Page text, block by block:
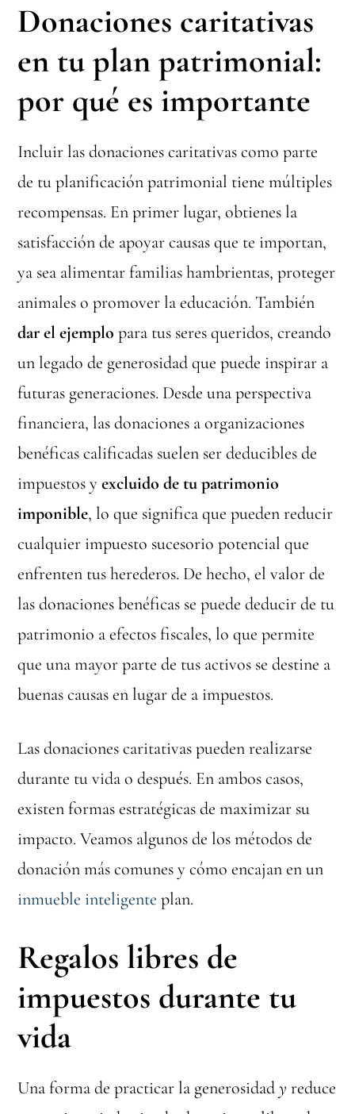
Donaciones caritativas
en tu plan patrimonial:
por qué es importante
Incluir las donaciones caritativas como parte
de tu planificación patrimonial tiene múltiples
recompensas. En primer lugar, obtienes la
satisfacción de apoyar causas que te importan,
ya sea alimentar familias hambrientas, proteger
animales o promover la educación. También
dar el ejemplo para tus seres queridos, creando
un legado de generosidad que puede inspirar a
futuras generaciones. Desde una perspectiva
financiera, las donaciones a organizaciones
benéficas calificadas suelen ser deducibles de
impuestos yexcluido de tu patrimonio
imponible, lo que significa que pueden reducir
cualquier impuesto sucesorio potencial que
enfrenten tus herederos. De hecho, el valor de
las donaciones benéficas se puede deducir de tu
patrimonio a efectos fiscales, lo que permite
que una mayor parte de tus activos se destine a
buenas causas en lugar de a impuestos.
Las donaciones caritativas pueden realizarse
durante tu vida o después. En ambos casos,
existen formas estratégicas de maximizar su
impacto. Veamos algunos de los métodos de
donación más comunes y cómo encajan en un
inmueble inteligente plan.
Regalos libres de
impuestos durante tu
vida
Una forma de practicar la generosidady reduce